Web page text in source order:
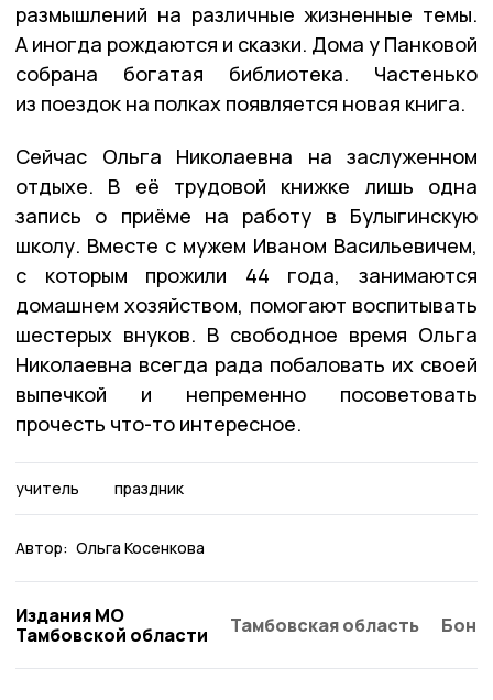
размышлений на различные жизненные темы.
А иногда рождаются и сказки. Дома у Панковой
собрана богатая библиотека. Частенько
из поездок на полках появляется новая книга.
Сейчас Ольга Николаевна на заслуженном
отдыхе. В её трудовой книжке лишь одна
запись о приёме на работу в Булыгинскую
школу. Вместе с мужем Иваном Васильевичем,
с которым прожили 44 года, занимаются
домашнем хозяйством, помогают воспитывать
шестерых внуков. В свободное время Ольга
Николаевна всегда рада побаловать их своей
выпечкой и непременно посоветовать
прочесть что-то интересное.
учитель праздник
Автор: Ольга Косенкова
Издания МО
Тамбовской области
Тамбовская область